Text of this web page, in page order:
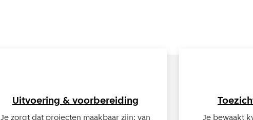
Uitvoering & voorbereiding
Je zorgt dat projecten maakbaar zijn: van
Je bewaakt